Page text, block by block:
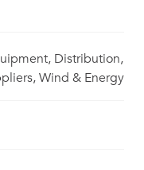
Distribution,
Wind & Energy